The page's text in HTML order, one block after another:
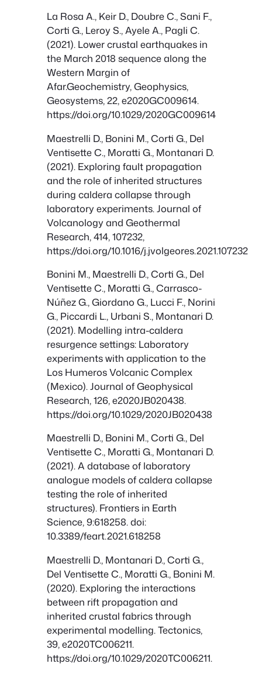
La Rosa A., Keir D., Doubre C., Sani F.,
Corti G., Leroy S., Ayele A., Pagli C.
(2021). Lower crustal earthquakes in
the March 2018 sequence along the
Western Margin of
Afar.Geochemistry, Geophysics,
Geosystems, 22, e2020GC009614.
https://doi.org/10.1029/2020GC009614
Maestrelli D., Bonini M., Corti G., Del
Ventisette C., Moratti G., Montanari D.
(2021). Exploring fault propagation
and the role of inherited structures
during caldera collapse through
laboratory experiments. Journal of
Volcanology and Geothermal
Research, 414, 107232,
https://doi.org/10.1016/j.jvolgeores.2021.107232
Bonini M., Maestrelli D., Corti G., Del
Ventisette C., Moratti G., Carrasco-
Núñez G., Giordano G., Lucci F., Norini
G., Piccardi L., Urbani S., Montanari D.
(2021). Modelling intra-caldera
resurgence settings: Laboratory
experiments with application to the
Los Humeros Volcanic Complex
(Mexico). Journal of Geophysical
Research, 126, e2020JB020438.
https://doi.org/10.1029/2020JB020438
Maestrelli D., Bonini M., Corti G., Del
Ventisette C., Moratti G., Montanari D.
(2021). A database of laboratory
analogue models of caldera collapse
testing the role of inherited
structures). Frontiers in Earth
Science, 9:618258. doi:
10.3389/feart.2021.618258
Maestrelli D., Montanari D., Corti G.,
Del Ventisette C., Moratti G., Bonini M.
(2020). Exploring the interactions
between rift propagation and
inherited crustal fabrics through
experimental modelling. Tectonics,
39, e2020TC006211.
https://doi.org/10.1029/2020TC006211.